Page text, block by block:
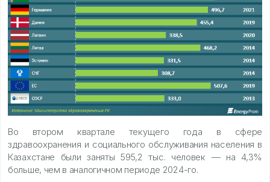
Во втором квартале текущего года в сфере
здравоохранения и социального обслуживания населения в
Казахстане были заняты 595,2 тыс. человек — на 4,3%
больше, чем в аналогичном периоде 2024-го.